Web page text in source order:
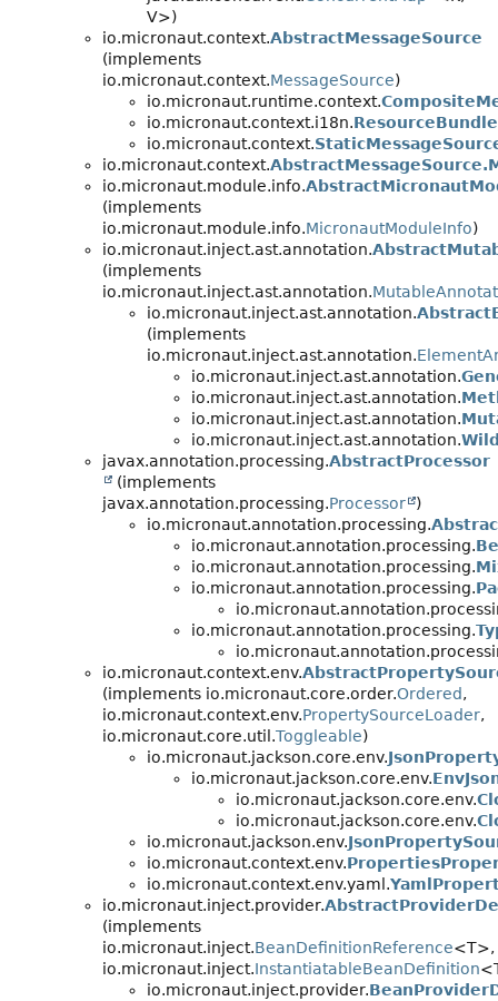
V>)
io.micronaut.context.AbstractMessageSource
(implements
io.micronaut.context.MessageSource)
io.micronaut.runtime.context.
io.micronaut.context.i18n.
io.micronaut.context.
io.micronaut.context.
io.micronaut.module.info.
(implements
io.micronaut.module.info.MicronautModuleInfo)
io.micronaut.inject.ast.annotation.
(implements
io.micronaut.inject.ast.annotation.
io.micronaut.inject.ast.annotation.
(implements
io.micronaut.inject.ast.annotation.
io.micronaut.inject.ast.annotation.
io.micronaut.inject.ast.annotation.
io.micronaut.inject.ast.annotation.
io.micronaut.inject.ast.annotation.
javax.annotation.processing.AbstractProcessor
(implements
javax.annotation.processing.Processor
)
io.micronaut.annotation.processing.
io.micronaut.annotation.processing.
io.micronaut.annotation.processing.
io.micronaut.annotation.processing.
io.micronaut.annotation.processing.
io.micronaut.context.env.
(implements io.micronaut.core.order.Ordered,
io.micronaut.context.env.PropertySourceLoader,
io.micronaut.core.util.Toggleable)
io.micronaut.jackson.core.env.
io.micronaut.jackson.core.env.
io.micronaut.jackson.core.env.
io.micronaut.jackson.core.env.
io.micronaut.jackson.env.
io.micronaut.context.env.
io.micronaut.context.env.yaml.
io.micronaut.inject.provider.
(implements
io.micronaut.inject.BeanDefinitionReference<T>,
io.micronaut.inject.InstantiatableBeanDefinition
io.micronaut.inject.provider.